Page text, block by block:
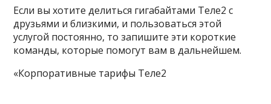
Если вы хотите делиться гигабайтами Теле2 с
друзьями и близкими, и пользоваться этой
услугой постоянно, то запишите эти короткие
команды, которые помогут вам в дальнейшем.
«Корпоративные тарифы Теле2